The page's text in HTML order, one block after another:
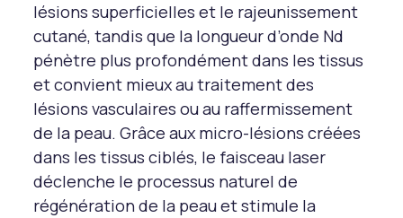
lésions superficielles et le rajeunissement
cutané, tandis que la longueur d’onde Nd
pénètre plus profondément dans les tissus
et convient mieux au traitement des
lésions vasculaires ou au raffermissement
de la peau. Grâce aux micro-lésions créées
dans les tissus ciblés, le faisceau laser
déclenche le processus naturel de
régénération de la peau et stimule la